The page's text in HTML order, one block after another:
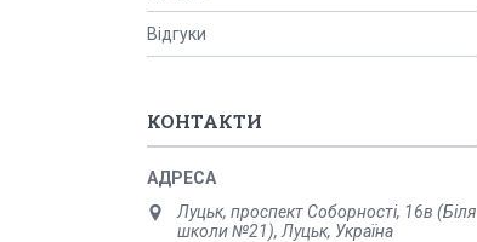
Відгуки
КОНТАКТИ
Луцьк, проспект Соборності, 16в (Біля
школи №21), Луцьк, Україна